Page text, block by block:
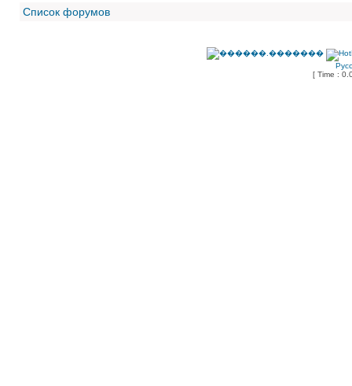
Список форумов
[ Time :